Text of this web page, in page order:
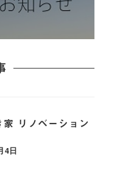
家 リノベーション
4日